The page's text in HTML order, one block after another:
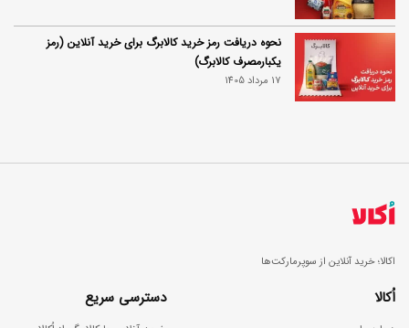
نحوه دریافت رمز خرید کالابرگ برای خرید آنلاین (رمز
یکبارمصرف کالابرگ)
17 مرداد 1405
اکالا؛ خرید آنلاین از سوپرمارکت‌ها
اُکالا دسترسی سریع